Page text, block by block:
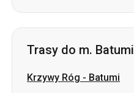
Trasy do m. Batumi
Krzywy Róg - Batumi